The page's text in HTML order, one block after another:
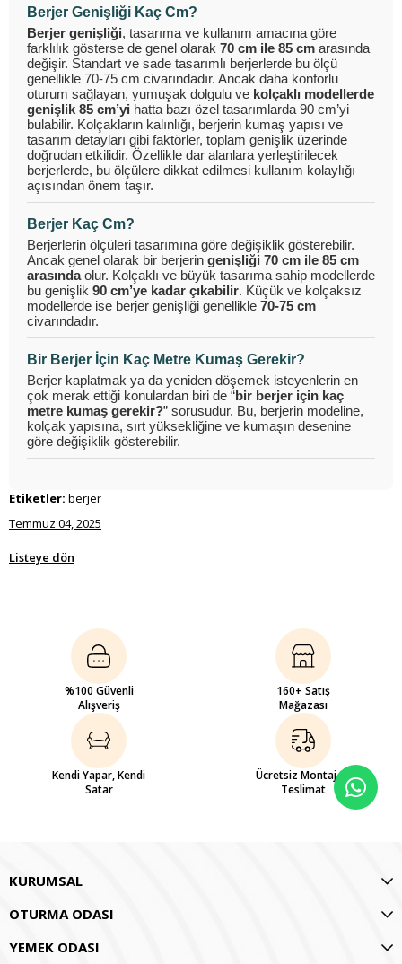
Berjer Genişliği Kaç Cm?
Berjer genişliği, tasarıma ve kullanım amacına göre
farklılık gösterse de genel olarak 70 cm ile 85 cm arasında
değişir. Standart ve sade tasarımlı berjerlerde bu ölçü
genellikle 70-75 cm civarındadır. Ancak daha konforlu
oturum sağlayan, yumuşak dolgulu ve kolçaklı modellerde
genişlik 85 cm’yi hatta bazı özel tasarımlarda 90 cm’yi
bulabilir. Kolçakların kalınlığı, berjerin kumaş yapısı ve
tasarım detayları gibi faktörler, toplam genişlik üzerinde
doğrudan etkilidir. Özellikle dar alanlara yerleştirilecek
berjerlerde, bu ölçülere dikkat edilmesi kullanım kolaylığı
açısından önem taşır.
Berjer Kaç Cm?
Berjerlerin ölçüleri tasarımına göre değişiklik gösterebilir.
Ancak genel olarak bir berjerin genişliği 70 cm ile 85 cm
arasındaolur. Kolçaklı ve büyük tasarıma sahip modellerde
bu genişlik 90 cm’ye kadar çıkabilir. Küçük ve kolçaksız
modellerde ise berjer genişliği genellikle 70-75 cm
civarındadır.
Bir Berjer İçin Kaç Metre Kumaş Gerekir?
Berjer kaplatmak ya da yeniden döşemek isteyenlerin en
çok merak ettiği konulardan biri de “bir berjer için kaç
metre kumaş gerekir?” sorusudur. Bu, berjerin modeline,
kolçak yapısına, sırt yüksekliğine ve kumaşın desenine
göre değişiklik gösterebilir.
Etiketler: berjer
Temmuz 04, 2025
Listeye dön
%100 Güvenli
Alışveriş
160+ Satış
Mağazası
Kendi Yapar, Kendi
Satar
Ücretsiz Montaj ve
Teslimat
KURUMSAL
OTURMA ODASI
YEMEK ODASI